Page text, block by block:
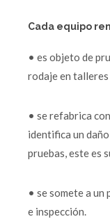
Cada equipo
• es objeto de
rodaje en
• se refabrica
identifica un
pruebas, este es
• se somete a
e inspección.